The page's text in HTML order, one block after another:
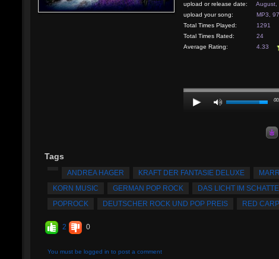
upload or release date:
August,
upload your song:
MP3,
Total Times Played:
1291
Total Times Rated:
24
Average Rating:
4.33
Tags
ANDREA HAGER KRAFT DER FANTASIE DELUXE
KORN MUSIC
GERMAN POP ROCK DAS LICHT IM
POPROCK
DEUTSCHER ROCK UND POP PREIS RED
2 0
You must be logged in to post a comment